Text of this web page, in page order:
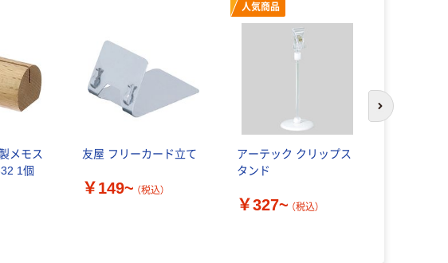
メモス
1個
友屋 フリーカード立て
￥149~ （税込）
人気商品
アーテック クリップス
タンド
￥327~ （税込）
次のスライド